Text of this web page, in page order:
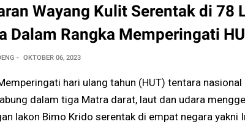
Wayang Kulit Serentak di 78
Dalam Rangka Memperingati
OKTOBER 06, 2023
hari ulang tahun (HUT) tentara
dalam tiga Matra darat, laut dan udara
lakon Bimo Krido serentak di empat negara yakni